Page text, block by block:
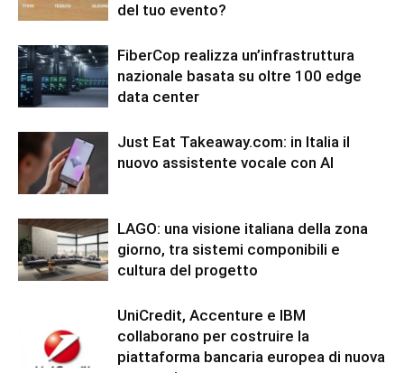
del tuo evento?
FiberCop realizza un’infrastruttura
nazionale basata su oltre 100 edge
data center
Just Eat Takeaway.com: in Italia il
nuovo assistente vocale con AI
LAGO: una visione italiana della zona
giorno, tra sistemi componibili e
cultura del progetto
UniCredit, Accenture e IBM
collaborano per costruire la
piattaforma bancaria europea di nuova